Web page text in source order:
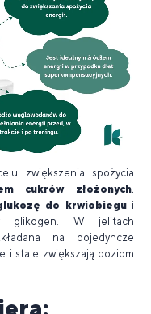
zwiększenia spożycia
cukrów złożonych
do krwiobiegui
glikogen. W jelitach
na pojedyncze
i stale zwiększają poziom